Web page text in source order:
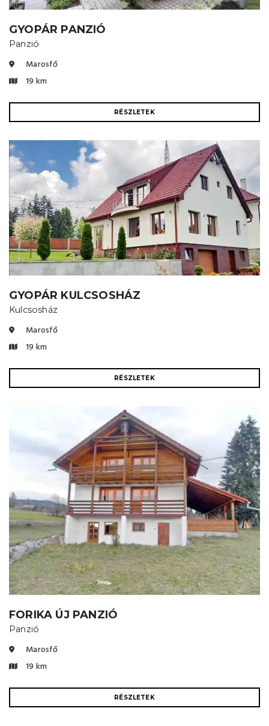
GYOPÁR PANZIÓ
Panzió
Marosfő
19 km
RÉSZLETEK
GYOPÁR KULCSOSHÁZ
Kulcsosház
Marosfő
19 km
RÉSZLETEK
FORIKA ÚJ PANZIÓ
Panzió
Marosfő
19 km
RÉSZLETEK